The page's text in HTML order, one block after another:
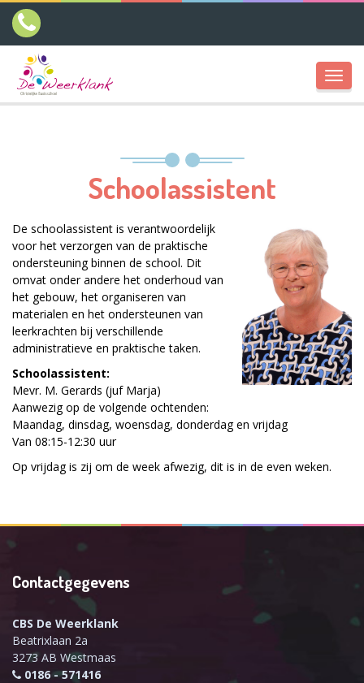
Schoolassistent
De schoolassistent is verantwoordelijk
voor het verzorgen van de praktische
ondersteuning binnen de school. Dit
omvat onder andere het onderhoud van
het gebouw, het organiseren van
materialen en het ondersteunen van
leerkrachten bij verschillende
administratieve en praktische taken.
Schoolassistent:
Mevr. M. Gerards (juf Marja)
Aanwezig op de volgende ochtenden:
Maandag, dinsdag, woensdag, donderdag en vrijdag
Van 08:15-12:30 uur
Op vrijdag is zij om de week afwezig, dit is in de even weken.
Contactgegevens
CBS De Weerklank
Beatrixlaan 2a
3273 AB Westmaas
0186 - 571416